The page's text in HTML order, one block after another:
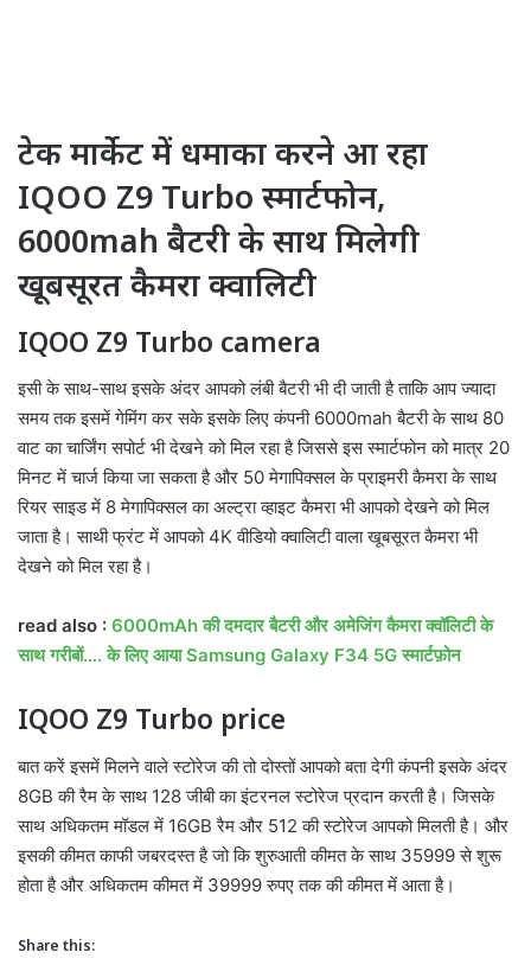
टेक मार्केट में धमाका करने आ रहा
IQOO Z9 Turbo स्मार्टफोन,
6000mah बैटरी के साथ मिलेगी
खूबसूरत कैमरा क्वालिटी
IQOO Z9 Turbo camera
इसी के साथ-साथ इसके अंदर आपको लंबी बैटरी भी दी जाती है ताकि आप ज्यादा
समय तक इसमें गेमिंग कर सके इसके लिए कंपनी 6000mah बैटरी के साथ 80
वाट का चार्जिंग सपोर्ट भी देखने को मिल रहा है जिससे इस स्मार्टफोन को मात्र 20
मिनट में चार्ज किया जा सकता है और 50 मेगापिक्सल के प्राइमरी कैमरा के साथ
रियर साइड में 8 मेगापिक्सल का अल्ट्रा व्हाइट कैमरा भी आपको देखने को मिल
जाता है। साथी फ्रंट में आपको 4K वीडियो क्वालिटी वाला खूबसूरत कैमरा भी
देखने को मिल रहा है।
read also : 6000mAh की दमदार बैटरी और अमेजिंग कैमरा क्वॉलिटी के
साथ गरीबों…. के लिए आया Samsung Galaxy F34 5G स्मार्टफ़ोन
IQOO Z9 Turbo price
बात करें इसमें मिलने वाले स्टोरेज की तो दोस्तों आपको बता देगी कंपनी इसके अंदर
8GB की रैम के साथ 128 जीबी का इंटरनल स्टोरेज प्रदान करती है। जिसके
साथ अधिकतम मॉडल में 16GB रैम और 512 की स्टोरेज आपको मिलती है। और
इसकी कीमत काफी जबरदस्त है जो कि शुरुआती कीमत के साथ 35999 से शुरू
होता है और अधिकतम कीमत में 39999 रुपए तक की कीमत में आता है।
Share this: